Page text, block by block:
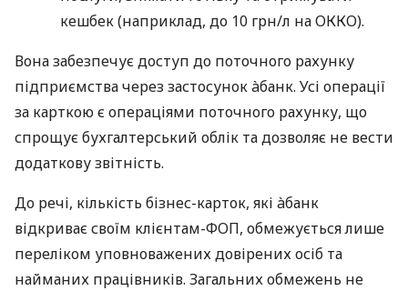
кешбек (наприклад, до 10 грн/л на ОККО).
Вона забезпечує доступ до поточного рахунку
підприємства через застосунок àбанк. Усі операції
за карткою є операціями поточного рахунку, що
спрощує бухгалтерський облік та дозволяє не вести
додаткову звітність.
До речі, кількість бізнес-карток, які àбанк
відкриває своїм клієнтам-ФОП, обмежується лише
переліком уповноважених довірених осіб та
найманих працівників. Загальних обмежень не